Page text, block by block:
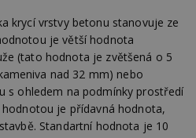
krycí vrstvy betonu stanovuje ze
je větší hodnota
(tato hodnota je zvětšená o 5
nad 32 mm) nebo
s ohledem na podmínky prostředí
hodnotou je přídavná hodnota,
Standartní hodnota je 10